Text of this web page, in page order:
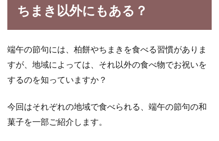
ちまき以外にもある？
端午の節句には、柏餅やちまきを食べる習慣がありま
すが、地域によっては、それ以外の食べ物でお祝いを
するのを知っていますか？
今回はそれぞれの地域で食べられる、端午の節句の和
菓子を一部ご紹介します。